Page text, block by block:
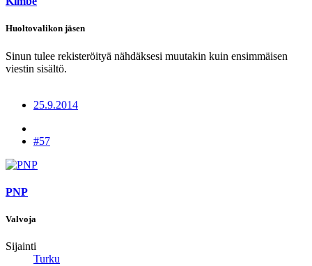
Huoltovalikon jäsen
Sinun tulee rekisteröityä nähdäksesi muutakin kuin ensimmäisen
viestin sisältö.
25.9.2014
#57
PNP
Valvoja
Sijainti
Turku